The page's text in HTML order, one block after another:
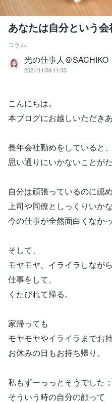
あなたは自分という
コラム
光の仕事人＠SACHIKO
2021/11/08 11:33
こんにちは。
本ブログにお越しいただき
長年会社勤めをしていると、
思い通りにいかないことが
自分は頑張っているのに認
上司や同僚としっくりいかな
今の仕事が全然面白くなかっ
そして、
モヤモヤ、イライラしながら
仕事をして、
くたびれて帰る。
家帰っても
モヤモヤやイライラまでお持
お休みの日もお持ち帰り。
私もずーっっとそうでした
そういう時の自分の顔って